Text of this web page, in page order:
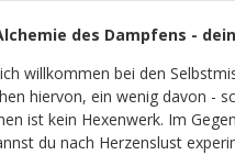
des Dampfens -
willkommen bei den
hiervon, ein wenig davon -
ist kein Hexenwerk. Im
du nach Herzenslust